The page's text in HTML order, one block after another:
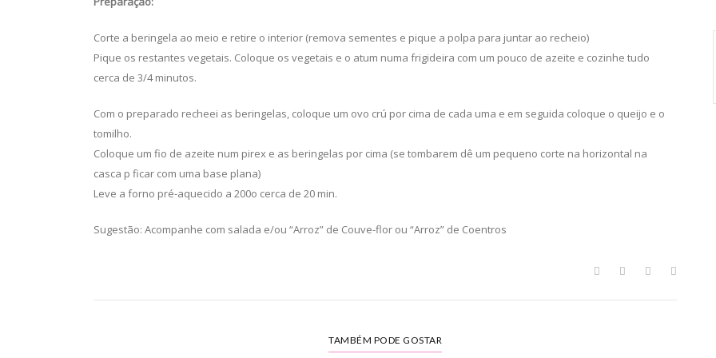
Corte a beringela ao meio e retire o interior (remova sementes e pique a polpa para juntar ao recheio)
Pique os restantes vegetais. Coloque os vegetais e o atum numa frigideira com um pouco de azeite e cozinhe tudo
cerca de 3/4 minutos.
Com o preparado recheei as beringelas, coloque um ovo crú por cima de cada uma e em seguida coloque o queijo e o
tomilho.
Coloque um fio de azeite num pirex e as beringelas por cima (se tombarem dê um pequeno corte na horizontal na
casca p ficar com uma base plana)
Leve a forno pré-aquecido a 200o cerca de 20 min.
Sugestão: Acompanhe com salada e/ou “Arroz” de Couve-flor ou “Arroz” de Coentros
TAMBÉM PODE GOSTAR